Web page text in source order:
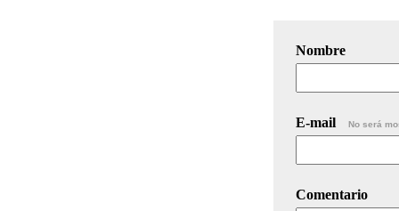
Nombre
E-mail No será
Comentario